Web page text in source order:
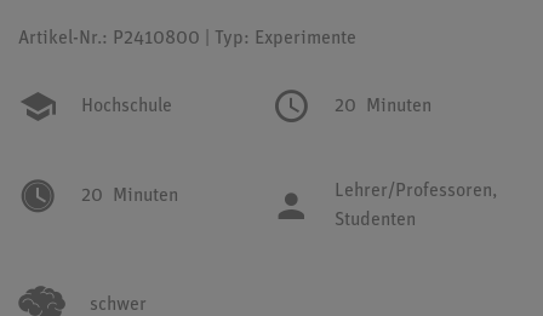
Artikel-Nr.: P2410800 | Typ: Experimente
Hochschule 20 Minuten
20 Minuten
Lehrer/Professoren,
Studenten
schwer